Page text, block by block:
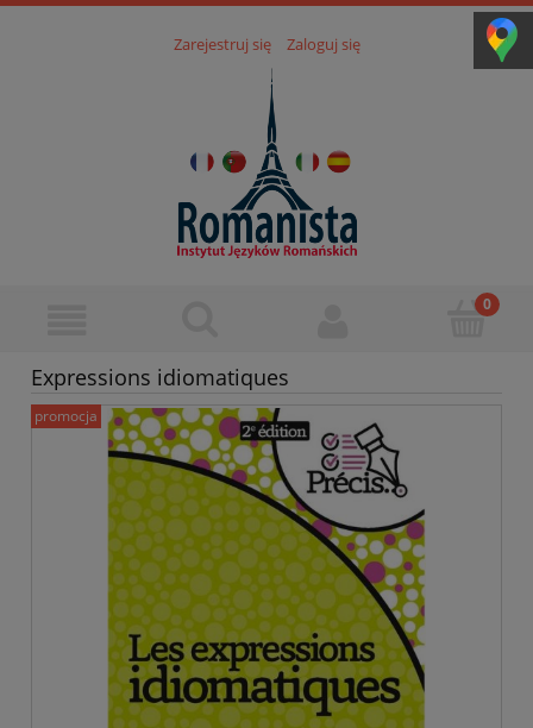
Zarejestruj się Zaloguj się
Expressions idiomatiques
promocja